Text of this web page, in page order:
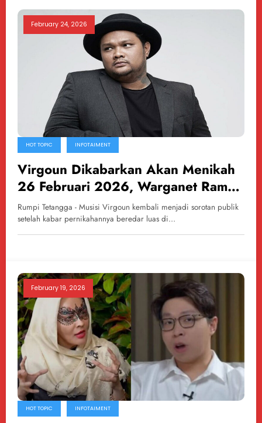
February 24, 2026
HOT TOPIC INFOTAIMENT
Virgoun Dikabarkan Akan Menikah
26 Februari 2026, Warganet Ramai
Beri Reaksi
Rumpi Tetangga - Musisi Virgoun kembali menjadi sorotan publik
setelah kabar pernikahannya beredar luas di…
February 19, 2026
HOT TOPIC INFOTAIMENT